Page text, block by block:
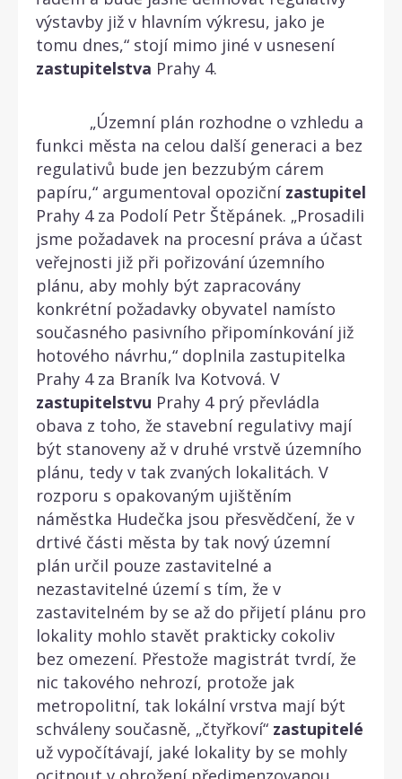
výstavby již v hlavním výkresu, jako je
tomu dnes,“ stojí mimo jiné v usnesení
zastupitelstva Prahy 4.
„Územní plán rozhodne o vzhledu a
funkci města na celou další generaci a bez
regulativů bude jen bezzubým cárem
papíru,“ argumentoval opoziční zastupitel
Prahy 4 za Podolí Petr Štěpánek. „Prosadili
jsme požadavek na procesní práva a účast
veřejnosti již při pořizování územního
plánu, aby mohly být zapracovány
konkrétní požadavky obyvatel namísto
současného pasivního připomínkování již
hotového návrhu,“ doplnila zastupitelka
Prahy 4 za Braník Iva Kotvová. V
zastupitelstvu Prahy 4 prý převládla
obava z toho, že stavební regulativy mají
být stanoveny až v druhé vrstvě územního
plánu, tedy v tak zvaných lokalitách. V
rozporu s opakovaným ujištěním
náměstka Hudečka jsou přesvědčení, že v
drtivé části města by tak nový územní
plán určil pouze zastavitelné a
nezastavitelné území s tím, že v
zastavitelném by se až do přijetí plánu pro
lokality mohlo stavět prakticky cokoliv
bez omezení. Přestože magistrát tvrdí, že
nic takového nehrozí, protože jak
metropolitní, tak lokální vrstva mají být
schváleny současně, „čtyřkoví“ zastupitelé
už vypočítávají, jaké lokality by se mohly